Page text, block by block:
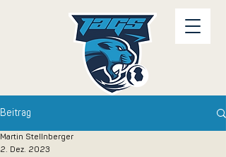
Beitrag
Martin Stellnberger
2. Dez. 2023